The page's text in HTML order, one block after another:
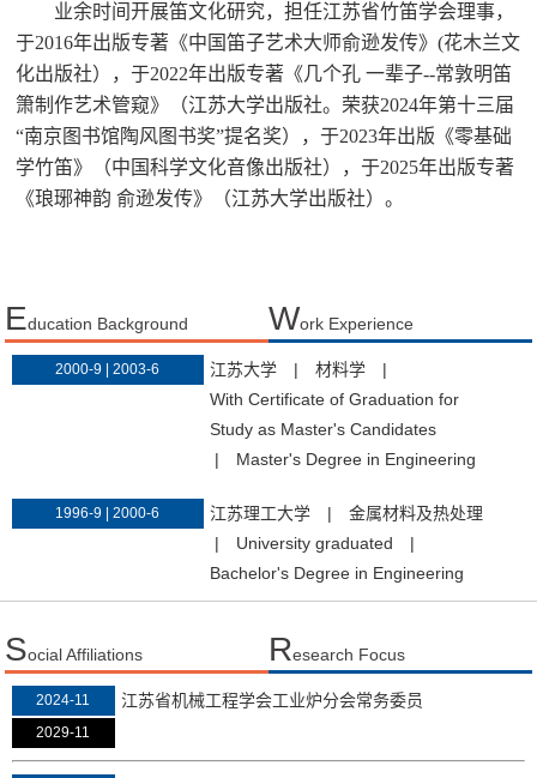
业余时间开展笛文化研究，担任江苏省竹笛学会理事，
于2016年出版专著《中国笛子艺术大师俞逊发传》(花木兰文
化出版社），于2022年出版专著《几个孔 一辈子--常敦明笛
箫制作艺术管窥》（江苏大学出版社。荣获2024年第十三届
“南京图书馆陶风图书奖”提名奖），于2023年出版《零基础
学竹笛》（中国科学文化音像出版社），于2025年出版专著
《琅琊神韵 俞逊发传》（江苏大学出版社）。
Education Background Work Experience
2000-9 | 2003-6 江苏大学 | 材料学
|
With Certificate of Graduation for
Study as Master's Candidates
|
Master's Degree in Engineering
1996-9 | 2000-6 江苏理工大学 |
金属材料及热处理
|
University graduated
|
Bachelor's Degree in Engineering
Social Affiliations Research Focus
2024-11
2029-11
江苏省机械工程学会工业炉分会常务委员